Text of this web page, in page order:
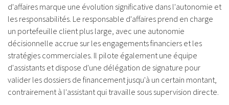
d'affaires marque une évolution significative dans l'autonomie et
les responsabilités. Le responsable d'affaires prend en charge
un portefeuille client plus large, avec une autonomie
décisionnelle accrue sur les engagements financiers et les
stratégies commerciales. Il pilote également une équipe
d'assistants et dispose d'une délégation de signature pour
valider les dossiers de financement jusqu'à un certain montant,
contrairement à l'assistant qui travaille sous supervision directe.